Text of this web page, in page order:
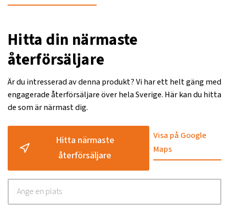
Hitta din närmaste
återförsäljare
Är du intresserad av denna produkt? Vi har ett helt gäng med
engagerade återförsäljare över hela Sverige. Här kan du hitta
de som är närmast dig.
Hitta närmaste
återförsäljare
Visa på Google
Maps